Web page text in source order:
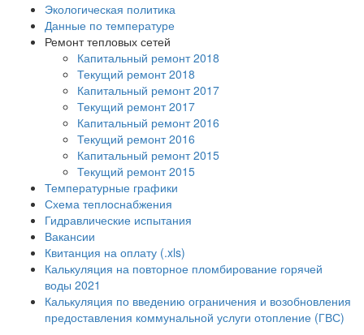
Экологическая политика
Данные по температуре
Ремонт тепловых сетей
Капитальный ремонт 2018
Текущий ремонт 2018
Капитальный ремонт 2017
Текущий ремонт 2017
Капитальный ремонт 2016
Текущий ремонт 2016
Капитальный ремонт 2015
Текущий ремонт 2015
Температурные графики
Схема теплоснабжения
Гидравлические испытания
Вакансии
Квитанция на оплату (.xls)
Калькуляция на повторное пломбирование горячей
воды 2021
Калькуляция по введению ограничения и возобновления
предоставления коммунальной услуги отопление (ГВС)